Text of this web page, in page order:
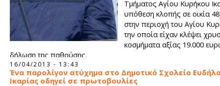
Τμήματος Αγίου Κυρήκου
υπόθεση κλοπής σε οικία
στην περιοχή του Αγίου
την οποία είχαν κλέψει
κοσμήματα αξίας 19.000
δήλωση της παθούσης.
16/04/2013 - 13:43
Ένα παρολίγον ατύχημα στο Δημοτικό Σχολείο
Ικαρίας οδηγεί σε πρωτοβουλίες